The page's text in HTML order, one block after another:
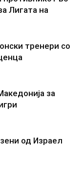
Лигата на
тренери со
за
од Израел